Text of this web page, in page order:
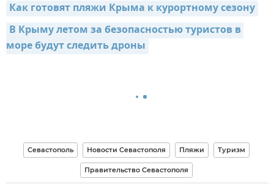
Как готовят пляжи Крыма к курортному сезону
В Крыму летом за безопасностью туристов в
море будут следить дроны
Севастополь Новости Севастополя Пляжи Туризм
Правительство Севастополя